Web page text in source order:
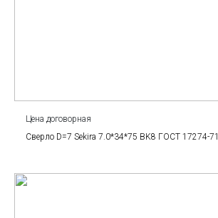
Цена договорная
Сверло D=7 Sekira 7.0*34*75 BK8 ГОСТ 17274-71